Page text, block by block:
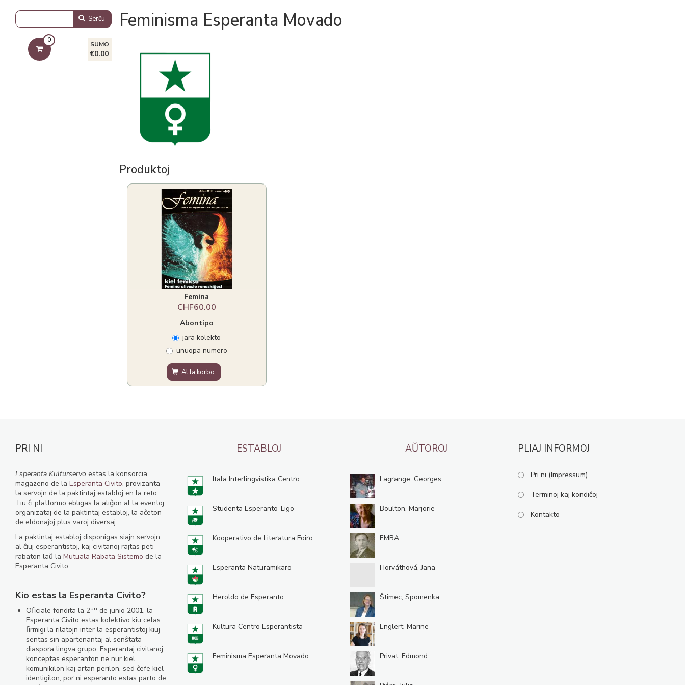
Feminisma Esperanta Movado
Produktoj
Femina
CHF60.00
Abontipo
jara kolekto
unuopa numero
Al la korbo
Serĉu
0
SUMO
€0.00
PRI NI
Esperanta Kulturservo estas la konsorcia
magazeno de la Esperanta Civito, provizanta
la servojn de la paktintaj establoj en la reto.
Tiu ĉi platformo ebligas la aliĝon al la eventoj
organizataj de la paktintaj establoj, la aĉeton
de eldonaĵoj plus varoj diversaj.
La paktintaj establoj disponigas siajn servojn
al ĉiuj esperantistoj, kaj civitanoj rajtas peti
rabaton laŭ la Mutuala Rabata Sistemo de la
Esperanta Civito.
Kio estas la Esperanta Civito?
Oﬁciale fondita la 2an de junio 2001, la
Esperanta Civito estas kolektivo kiu celas
ﬁrmigi la rilatojn inter la esperantistoj kiuj
sentas sin apartenantaj al senŝtata
diaspora lingva grupo. Esperantaj civitanoj
konceptas esperanton ne nur kiel
komunikilon kaj artan perilon, sed ĉefe kiel
identigilon; por ni esperanto estas parto de
ESTABLOJ
Itala Interlingvistika Centro
Studenta Esperanto-Ligo
Kooperativo de Literatura Foiro
Esperanta Naturamikaro
Heroldo de Esperanto
Kultura Centro Esperantista
Feminisma Esperanta Movado
AŬTOROJ
Lagrange, Georges
Boulton, Marjorie
EMBA
Horváthová, Jana
Štimec, Spomenka
Englert, Marine
Privat, Edmond
PLIAJ INFORMOJ
Pri ni (Impressum)
Terminoj kaj kondiĉoj
Kontakto